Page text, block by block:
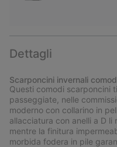
Dettagli
Scarponcini invernali
Questi comodi scarponcini
passeggiate, nelle
moderno con collarino in
allacciatura con anelli a D li
mentre la finitura
morbida fodera in pile